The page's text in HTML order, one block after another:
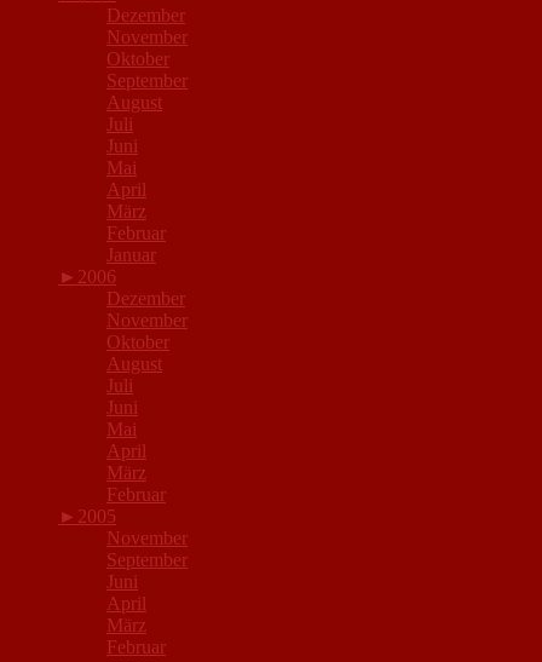
Dezember
November
Oktober
September
August
Juli
Juni
Mai
April
März
Februar
Januar
► 2006
Dezember
November
Oktober
August
Juli
Juni
Mai
April
März
Februar
► 2005
November
September
Juni
April
März
Februar